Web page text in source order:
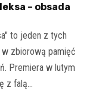
– obsada
to jeden z tych
zbiorową pamięć
Premiera w lutym
z falą…